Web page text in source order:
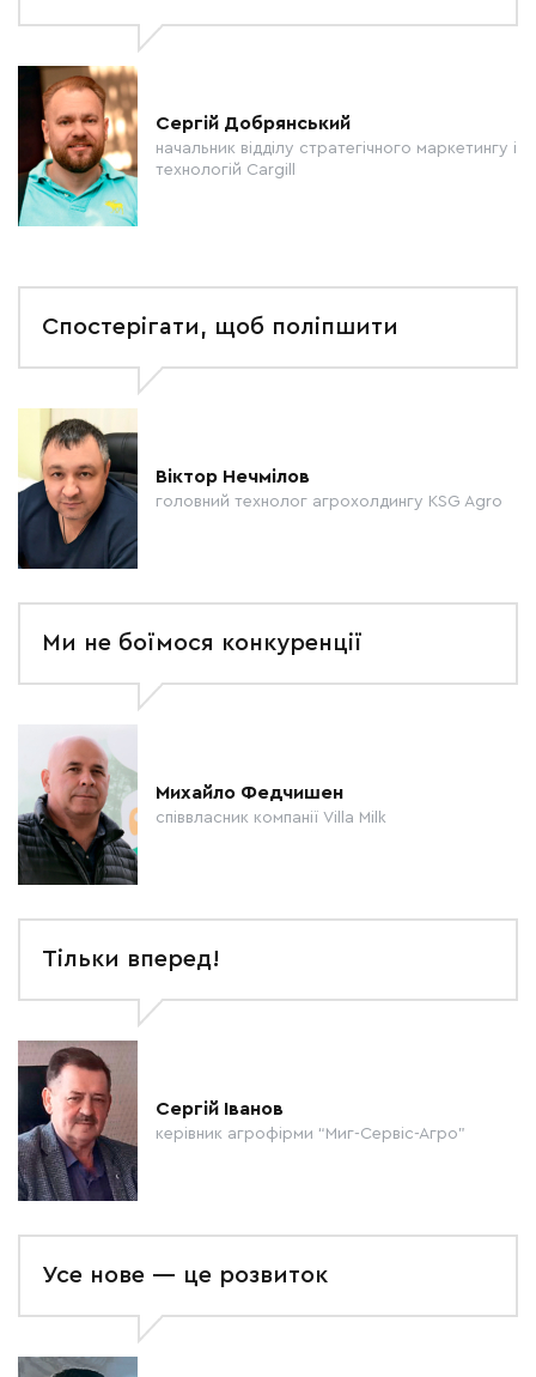
Сергій Добрянський
начальник відділу стратегічного маркетингу і
технологій Cargill
Спостерігати, щоб поліпшити
Віктор Нечмілов
головний технолог агрохолдингу KSG Agro
Ми не боїмося конкуренції
Михайло Федчишен
співвласник компанії Villa Milk
Тільки вперед!
Сергій Іванов
керівник агрофірми “Миг-Сервіс-Агро”
Усе нове — це розвиток